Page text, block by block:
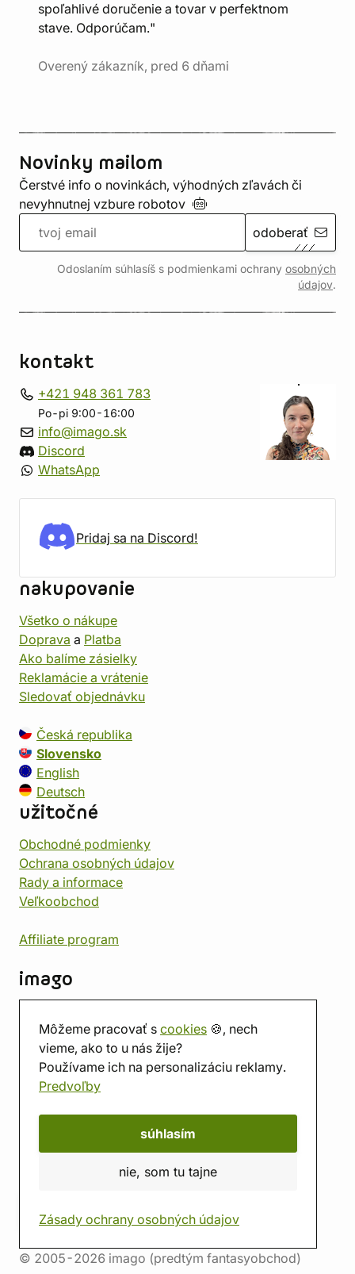
Môžeme pracovať s cookies 🍪, nech
vieme, ako to u nás žije?
Používame ich na personalizáciu reklamy.
Predvoľby
súhlasím
nie, som tu tajne
Zásady ochrany osobných údajov
spoľahlivé doručenie a tovar v perfektnom
stave. Odporúčam."
Overený zákazník, pred 6 dňami
Novinky mailom
Čerstvé info o novinkách, výhodných zľavách či
nevyhnutnej vzbure robotov
odoberať
Odoslaním súhlasíš s podmienkami ochrany osobných
údajov.
kontakt
+421 948 361 783
Po-pi 9:00-16:00
info@imago.sk
Discord
WhatsApp
Pridaj sa na Discord!
nakupovanie
Všetko o nákupe
Doprava a Platba
Ako balíme zásielky
Reklamácie a vrátenie
Sledovať objednávku
Česká republika
Slovensko
English
Deutsch
užitočné
Obchodné podmienky
Ochrana osobných údajov
Rady a informace
Veľkoobchod
Affiliate program
imago
Predajňa
Herňa
O nás
Hodnotenie obchodu
© 2005-2026 imago (predtým fantasyobchod)